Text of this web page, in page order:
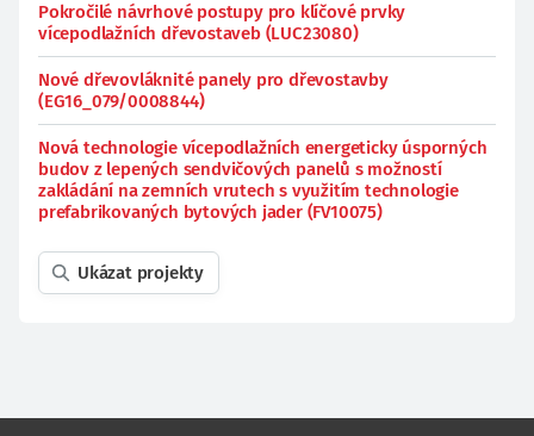
Pokročilé návrhové postupy pro klíčové prvky
vícepodlažních dřevostaveb (LUC23080)
Nové dřevovláknité panely pro dřevostavby
(EG16_079/0008844)
Nová technologie vícepodlažních energeticky úsporných
budov z lepených sendvičových panelů s možností
zakládání na zemních vrutech s využitím technologie
prefabrikovaných bytových jader (FV10075)
Ukázat projekty